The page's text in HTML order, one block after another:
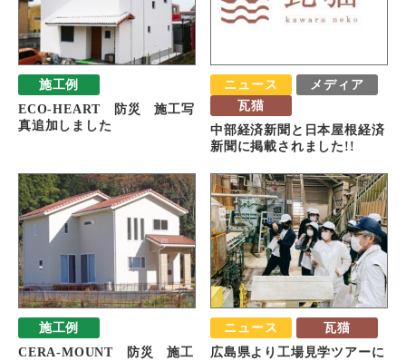
施工例
ECO-HEART 防災 施工写
真追加しました
ニュース
メディア
瓦猫
中部経済新聞と日本屋根経済
新聞に掲載されました!!
施工例
CERA-MOUNT 防災 施工
ニュース 瓦猫
広島県より工場見学ツアーに